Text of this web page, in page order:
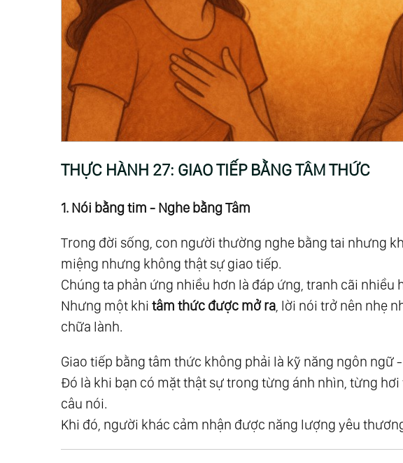
17.Chương 12: Khoa Học Thần Kinh Ý Thức
18.
Phần Iv - Sống Như Một Sinh Thể Toàn Thể
19.
Chương 13: Giáo Dục Thuận Tự Nhiên
20.Chương 14: Từ Bi Với Chính Mình - Khởi Điểm Của
Chương 15: Khi Ta Trưởng Thành
22.Chương 16: Hòa Nhập Cùng Vũ Trụ - Sống Như Một
23.Phần V - Tổng Hợp Và Khai Mở
24.Chương 17: Những Cấp Độ Nhận Thức Của Con
25.Chương 18: Từ Tôn Giáo Đến Tâm Linh - Hành Trình
27. Phần Vi - Giải Ngộ
28. Nhóm 1: Giải Ngộ Xã Hội - Nhân Loại
29.Giải Ngộ 01: Về Phân Biệt Chủng Tộc
30.Giải Ngộ 02: Về Phân Biệt Tôn Giáo
32.Giải Ngộ 04: Về Cái Thiện Và Cái Ác
33.Giải Ngộ 05: Về Ăn Chay Và Ăn Mặn
34.Giải Ngộ 06: Về Tiền Và Đồng Tiền Hạnh Phúc
35.Nhóm 2: Giải Ngộ Thân Phận Con Người
36.Giải Ngộ 07: Về Khổ Đau
THỰC HÀNH 27: GIAO TIẾP BẰNG TÂM THỨC
1. Nói bằng tim - Nghe bằng Tâm
Trong đời sống, con người thường nghe bằng tai nhưng
miệng nhưng không thật sự giao tiếp.
Chúng ta phản ứng nhiều hơn là đáp ứng, tranh cãi nhiều
Nhưng một khi tâm thức được mở ra, lời nói trở nên nhẹ
chữa lành.
Giao tiếp bằng tâm thức không phải là kỹ năng ngôn ngữ
Đó là khi bạn có mặt thật sự trong từng ánh nhìn, từng
câu nói.
Khi đó, người khác cảm nhận được năng lượng yêu